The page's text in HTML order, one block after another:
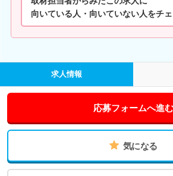
向いている人・向いていない人をチ
求人情報
応募フォームへ進む
気になる